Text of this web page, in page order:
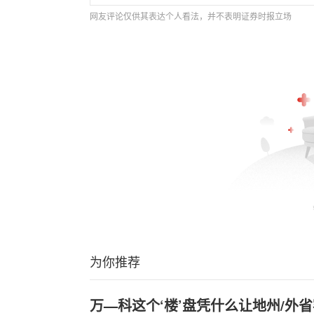
网友评论仅供其表达个人看法，并不表明证券时报立场
为你推荐
万—科这个‘楼’盘凭什么让地州/外